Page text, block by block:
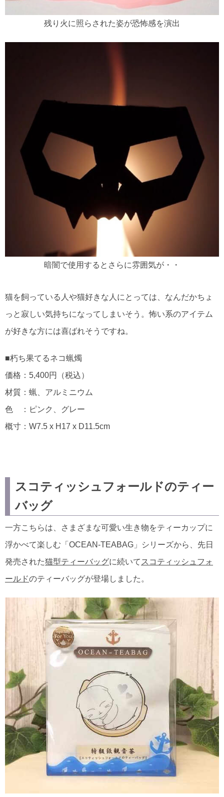
残り火に照らされた姿が恐怖感を演出
暗闇で使用するとさらに雰囲気が・・
猫を飼っている人や猫好きな人にとっては、なんだかちょ
っと寂しい気持ちになってしまいそう。怖い系のアイテム
が好きな方には喜ばれそうですね。
■朽ち果てるネコ蝋燭
価格：5,400円（税込）
材質：蝋、アルミニウム
色 ：ピンク、グレー
概寸：W7.5 x H17 x D11.5cm
スコティッシュフォールドのティー
バッグ
一方こちらは、さまざまな可愛い生き物をティーカップに
浮かべて楽しむ「OCEAN-TEABAG」シリーズから、先日
発売された猫型ティーバッグに続いて スコティッシュフォ
ールドのティーバッグが登場しました。